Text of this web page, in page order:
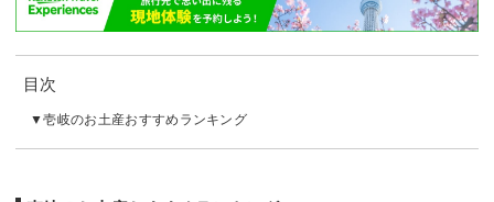
目次
壱岐のお土産おすすめランキング